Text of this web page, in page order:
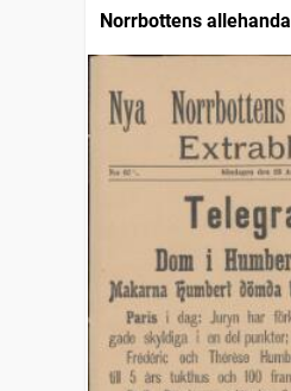
Norrbottens allehanda